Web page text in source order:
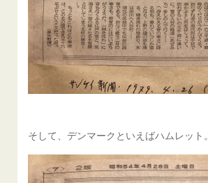
そして、デンマークといえばハムレット。